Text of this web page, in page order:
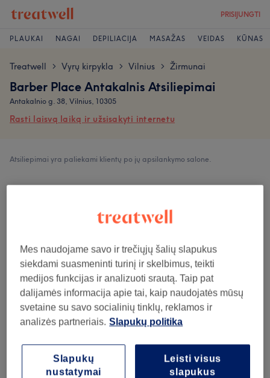
PRISIJUNGTI
PLAUKAI NAGAI DEPILIACIJA MASAŽAS VEIDAS KŪNAS
Treatwell > Vyrų kirpykla > Vilnius > Žirmunai
Barber Place Antakalnis Atsiliepimai
Antakalnio g. 38, Vilnius, 10305
Rasti laisvą laiką ir užsisakyti internetu
Atsiliepimai yra paliekami klientų po jų apsilankymo salone.
Atmosfera
Personalas
Atsiliepimų filtras
Mes naudojame savo ir trečiųjų šalių slapukus
siekdami suasmeninti turinį ir skelbimus, teikti
medijos funkcijas ir analizuoti srautą. Taip pat
dalijamės informacija apie tai, kaip naudojatės mūsų
svetaine su savo socialinių tinklų, reklamos ir
analizės partneriais. Slapukų politika
Leisti visus
slapukus
Slapukų
nustatymai